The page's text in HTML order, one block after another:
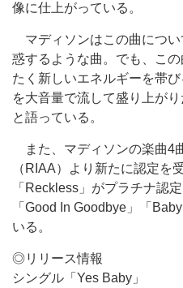
像に仕上がっている。
マディソンはこの曲につい
惑するような曲。でも、こ
たく新しいエネルギーを帯
を大音量で流して盛り上が
と語っている。
また、マディソンの楽曲4
（RIAA）より新たに認定を
「Reckless」がプラチナ認
「Good In Goodbye」「
いる。
◎リリース情報
シングル「Yes Baby」